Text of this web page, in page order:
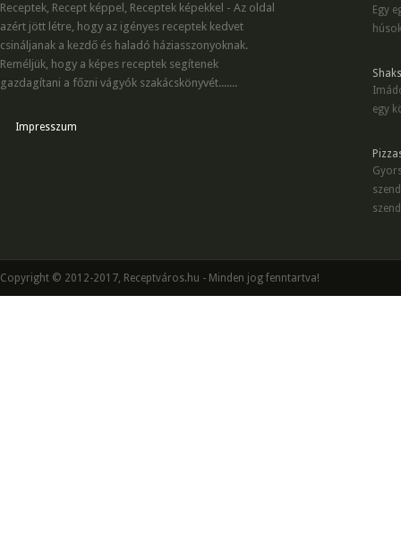
Receptek, Recept képpel, Receptek képekkel - Az oldal
azért jött létre, hogy az igényes receptek kedvet
csináljanak a kezdő és haladó háziasszonyoknak.
Reméljük, hogy a képes receptek segítenek
gazdagítani a főzni vágyók szakácskönyvét.......
Impresszum
Egy
egy
Copyright © 2012-2017, Receptváros.hu - Minden jog fenntartva!